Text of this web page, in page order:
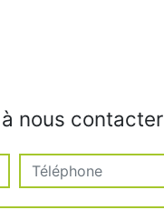
nous contacter